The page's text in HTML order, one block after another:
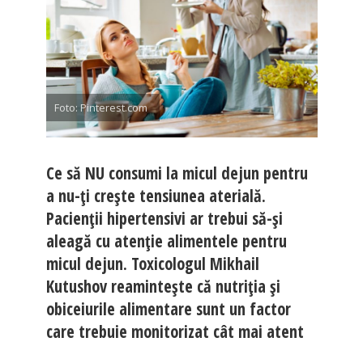
Foto: Pinterest.com
Ce să NU consumi la micul dejun pentru
a nu-ți crește tensiunea aterială.
Pacienții hipertensivi ar trebui să-și
aleagă cu atenție alimentele pentru
micul dejun. Toxicologul Mikhail
Kutushov reamintește că nutriția și
obiceiurile alimentare sunt un factor
care trebuie monitorizat cât mai atent